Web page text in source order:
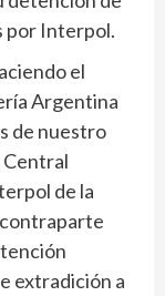
por Interpol.
el
Argentina
de nuestro
Central
de la
extradición a